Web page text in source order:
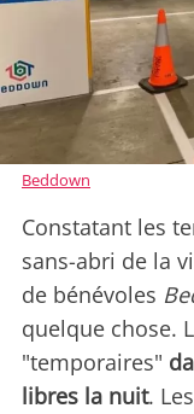
Beddown
Constatant les
sans-abri de la
de bénévoles
quelque chose.
"temporaires"
libres la nuit.